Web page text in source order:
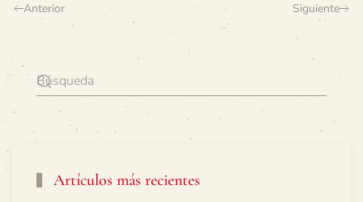
Anterior Siguiente
Artículos más recientes